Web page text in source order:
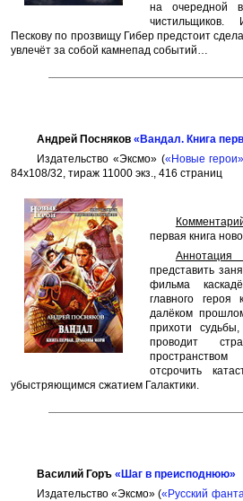
на очередной
Пескову по прозвищу Гибер предстоит
увлечёт за собой камнепад событий…
Андрей Посняков «Вандал. Книга
Издательство «Эксмо» («Новые
84x108/32, тираж 11000 экз., 416 страниц
первая книга
Аннотация
представить
фильма
главного героя
далёком
прихоти
проводит
отсрочить
убыстряющимся сжатием Галактики.
Василий Горъ «Шаг в преисподнюю»
Издательство «Эксмо» («Русский